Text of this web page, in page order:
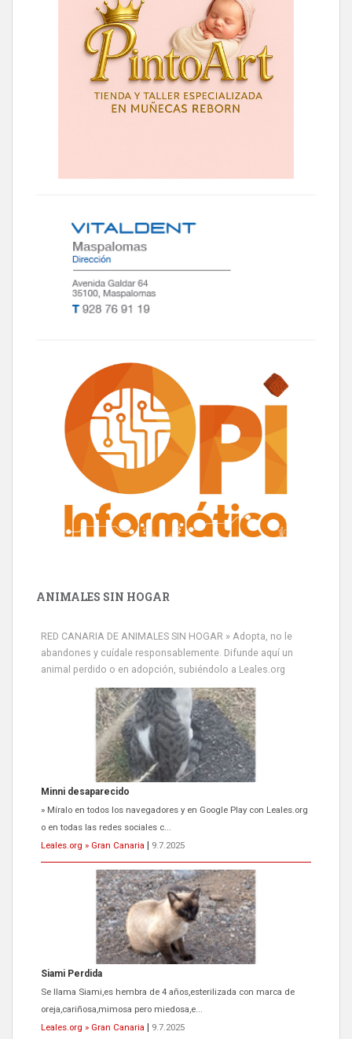
ANIMALES SIN HOGAR
RED CANARIA DE ANIMALES SIN HOGAR » Adopta, no le
abandones y cuídale responsablemente. Difunde aquí un
animal perdido o en adopción, subiéndolo a Leales.org
Minni desaparecido
» Míralo en todos los navegadores y en Google Play con Leales.org
o en todas las redes sociales c...
Leales.org » Gran Canaria
9.7.2025
Siami Perdida
Se llama Siami,es hembra de 4 años,esterilizada con marca de
oreja,cariñosa,mimosa pero miedosa,e...
Leales.org » Gran Canaria
9.7.2025